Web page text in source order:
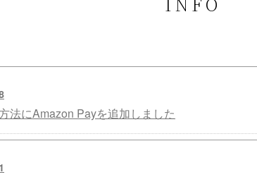
法にAmazon Payを追加しました